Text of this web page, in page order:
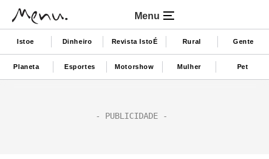
Menu
Istoe Dinheiro Revista IstoÉ Rural Gente
Planeta Esportes Motorshow Mulher Pet